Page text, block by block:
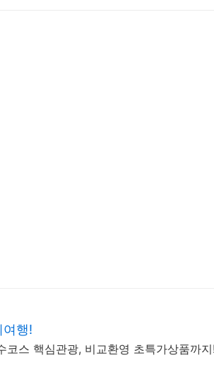
여행!
스 핵심관광, 비교환영 초특가상품까